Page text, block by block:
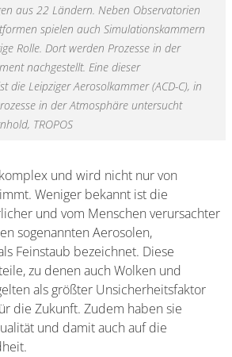
aus 22 Ländern. Neben Observatorien
spielen auch Simulationskammern
Rolle. Dort werden Prozesse in der
nachgestellt. Eine dieser
die Leipziger Aerosolkammer (ACD-C), in
in der Atmosphäre untersucht
TROPOS
und wird nicht nur von
Weniger bekannt ist die
und vom Menschen verursachter
sogenannten Aerosolen,
Feinstaub bezeichnet. Diese
zu denen auch Wolken und
als größter Unsicherheitsfaktor
die Zukunft. Zudem haben sie
und damit auch auf die